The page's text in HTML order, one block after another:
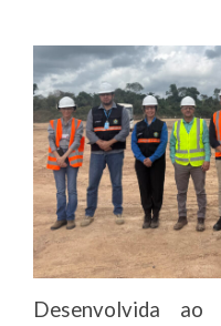
Desenvolvida